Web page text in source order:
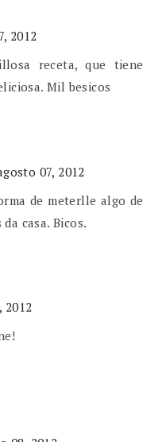
2012
receta, que tiene
Mil besicos
07, 2012
de meterlle algo de
casa. Bicos.
2012